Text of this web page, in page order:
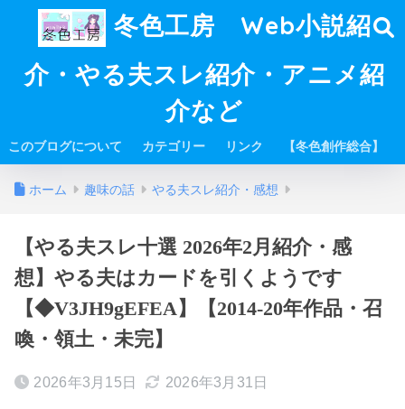
冬色工房 Web小説紹
介・やる夫スレ紹介・アニメ紹
介など
このブログについて カテゴリー リンク 【冬色創作総合】
ホーム 趣味の話 やる夫スレ紹介・感想
【やる夫スレ十選 2026年2月紹介・感
想】やる夫はカードを引くようです
【◆V3JH9gEFEA】【2014-20年作品・召
喚・領土・未完】
2026年3月15日 2026年3月31日